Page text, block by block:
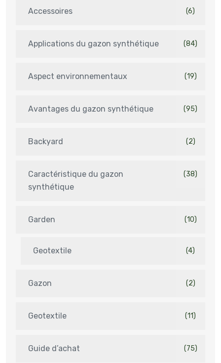
Accessoires (6)
Applications du gazon synthétique (84)
Aspect environnementaux (19)
Avantages du gazon synthétique (95)
Backyard (2)
Caractéristique du gazon
synthétique
(38)
Garden (10)
Geotextile (4)
Gazon (2)
Geotextile (11)
Guide d’achat (75)